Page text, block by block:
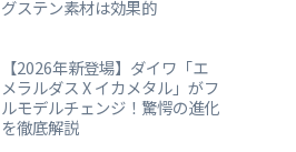
グステン素材は効果的
【2026年新登場】ダイワ「エ
メラルダス X イカメタル」がフ
ルモデルチェンジ！驚愕の進化
を徹底解説